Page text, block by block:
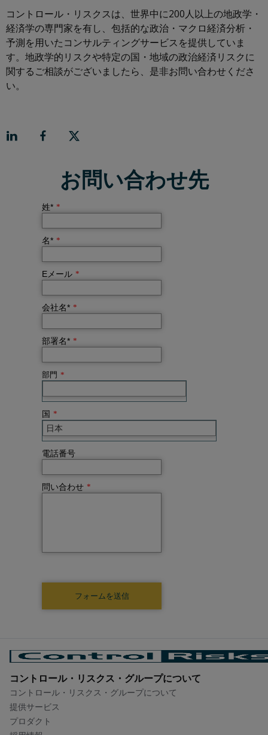
コントロール・リスクスは、世界中に200人以上の地政学・
経済学の専門家を有し、包括的な政治・マクロ経済分析・
予測を用いたコンサルティングサービスを提供していま
す。地政学的リスクや特定の国・地域の政治経済リスクに
関するご相談がございましたら、是非お問い合わせくださ
い。
お問い合わせ先
姓* *
名* *
Eメール *
会社名* *
部署名* *
部門 *
国 *
電話番号
問い合わせ *
コントロール・リスクス・グループについて​
コントロール・リスクス・グループについて​
提供サービス
プロダクト